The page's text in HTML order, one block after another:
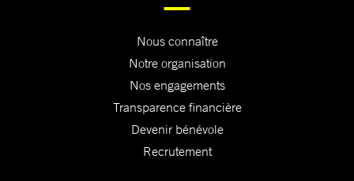
Nous connaître
Notre organisation
Nos engagements
Transparence financière
Devenir bénévole
Recrutement